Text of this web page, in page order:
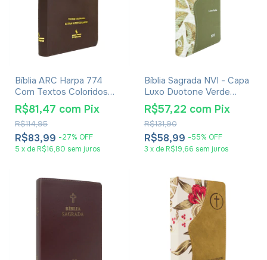
Bíblia ARC Harpa 774
Com Textos Coloridos
Letra Hipergigante -
Capa Marrom Com Zíper
R$83,99 -27% OFF
R$114,95
R$81,47 com Pix
5 x de R$16,80 sem juros
Bíblia Sagrada NVI - Capa
Luxo Duotone Verde
Floral Silver
R$58,99 -55% OFF
R$131,90
R$57,22 com Pix
3 x de R$19,66 sem juros